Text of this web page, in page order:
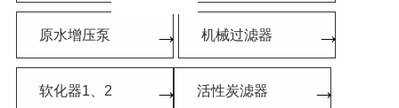
原水增压泵 → 机械过滤器 →
软化器1、2 → 活性炭滤器 →